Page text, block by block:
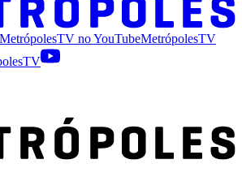
MetrópolesTV noYouTubeMetrópolesTV